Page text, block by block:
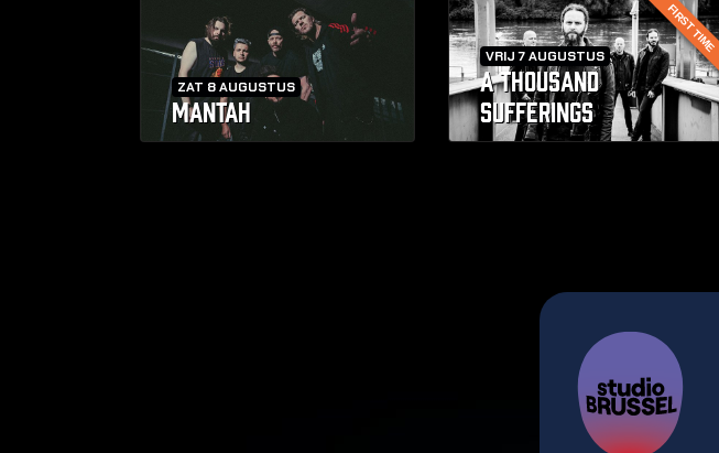
ZAT 8 AUGUSTUS
MANTAH
FIRST TIME
VRIJ 7 AUGUSTUS
A THOUSAND
SUFFERINGS